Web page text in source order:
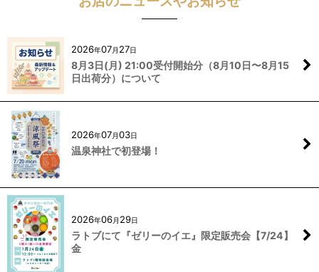
2026年07月 27日
8月3日(月) 21:00受付開始分（8月10日〜8月15
日出荷分）について
2026年07月03日
温泉神社で初登場！
2026年06月 29日
ラトブにて『ゼリーのイエ』限定販売会【7/24】
金